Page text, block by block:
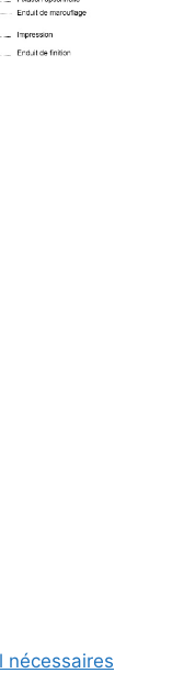
nécessaires